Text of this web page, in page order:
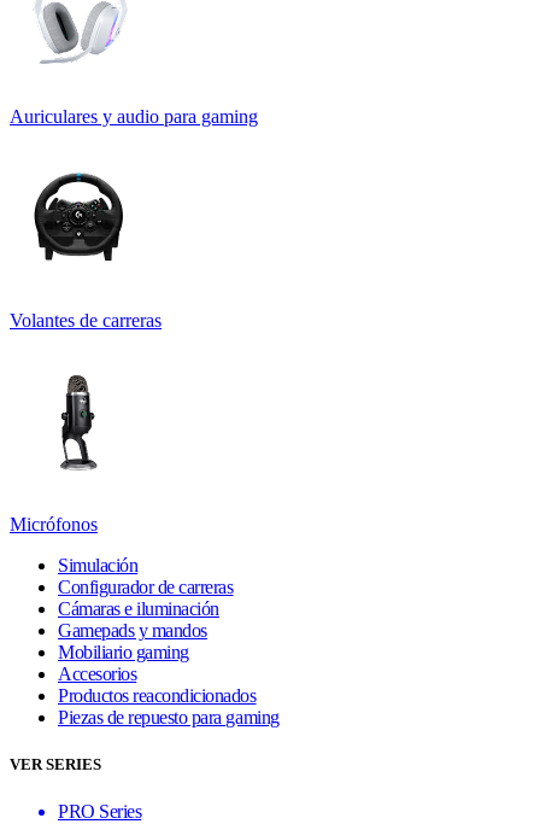
Auriculares y audio para gaming
Volantes de carreras
Micrófonos
Simulación
Configurador de carreras
Cámaras e iluminación
Gamepads y mandos
Mobiliario gaming
Accesorios
Productos reacondicionados
Piezas de repuesto para gaming
VER SERIES
PRO Series